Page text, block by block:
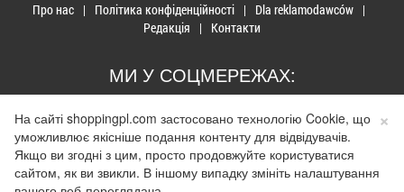
Про нас Політика конфіденційності
Dla reklamodawców
Редакція
Контакти
МИ У СОЦМЕРЕЖАХ:
© 2026 Закупи в Польщі. Developed byRealnet.cf.Depositphotos
Використання матеріалів допускається лише за наявності активного
×
На сайті shoppingpl.com застосовано технологію Cookie, що
уможливлює якісніше подання контенту для відвідувачів.
Якщо ви згодні з цим, просто продовжуйте користуватися
сайтом, як ви звикли. В іншому випадку змініть налаштування